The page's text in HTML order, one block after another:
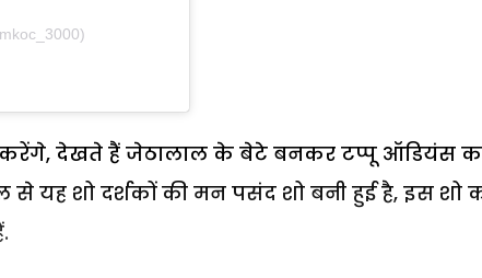
करेंगे, देखते हैं जेठालाल के बेटे बनकर टप्पू ऑडियंस
से यह शो दर्शकों की मन पसंद शो बनी हुई है, इस शो